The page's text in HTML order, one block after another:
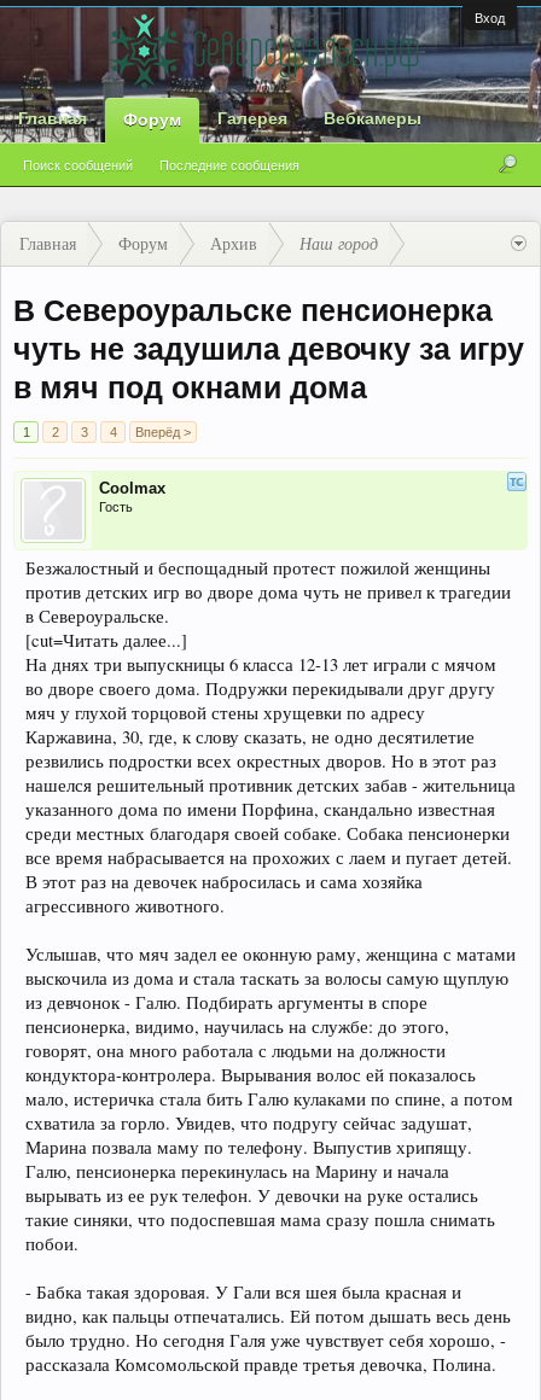
Вход
Главная Форум
Поиск сообщений Последние сообщения
Галерея Вебкамеры
Главная Форум Архив Наш город
В Североуральске пенсионерка
чуть не задушила девочку за игру
в мяч под окнами дома
1 2 3 4 Вперёд >
Coolmax
Гость
Безжалостный и беспощадный протест пожилой женщины
против детских игр во дворе дома чуть не привел к трагедии
в Североуральске.
[cut=Читать далее...]
На днях три выпускницы 6 класса 12-13 лет играли с мячом
во дворе своего дома. Подружки перекидывали друг другу
мяч у глухой торцовой стены хрущевки по адресу
Каржавина, 30, где, к слову сказать, не одно десятилетие
резвились подростки всех окрестных дворов. Но в этот раз
нашелся решительный противник детских забав - жительница
указанного дома по имени Порфина, скандально известная
среди местных благодаря своей собаке. Собака пенсионерки
все время набрасывается на прохожих с лаем и пугает детей.
В этот раз на девочек набросилась и сама хозяйка
агрессивного животного.
Услышав, что мяч задел ее оконную раму, женщина с матами
выскочила из дома и стала таскать за волосы самую щуплую
из девчонок - Галю. Подбирать аргументы в споре
пенсионерка, видимо, научилась на службе: до этого,
говорят, она много работала с людьми на должности
кондуктора-контролера. Вырывания волос ей показалось
мало, истеричка стала бить Галю кулаками по спине, а потом
схватила за горло. Увидев, что подругу сейчас задушат,
Марина позвала маму по телефону. Выпустив хрипящу.
Галю, пенсионерка перекинулась на Марину и начала
вырывать из ее рук телефон. У девочки на руке остались
такие синяки, что подоспевшая мама сразу пошла снимать
побои.
- Бабка такая здоровая. У Гали вся шея была красная и
видно, как пальцы отпечатались. Ей потом дышать весь день
было трудно. Но сегодня Галя уже чувствует себя хорошо, -
рассказала Комсомольской правде третья девочка, Полина.